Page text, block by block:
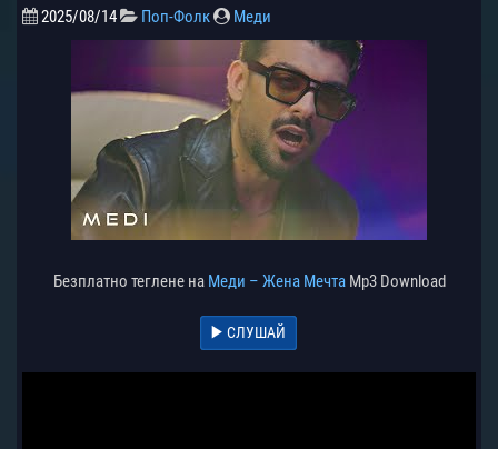
2025/08/14 Поп-Фолк Меди
Безплатно теглене на Меди – Жена МечтаMp3 Download
СЛУШАЙ